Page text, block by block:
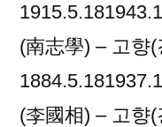
(南志學) – 고향
(李國相) – 고향